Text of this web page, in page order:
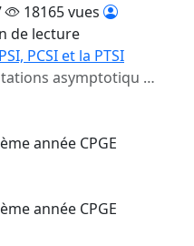
18165 vues
de lecture
PCSI et la PTSI
asymptotiqu …
année CPGE
année CPGE